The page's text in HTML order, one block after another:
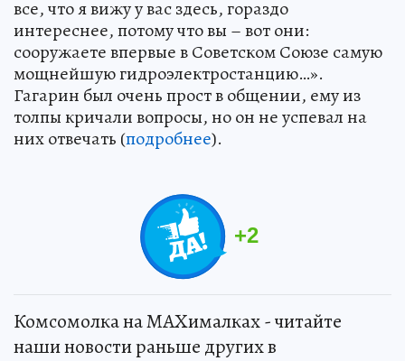
все, что я вижу у вас здесь, гораздо
интереснее, потому что вы – вот они:
сооружаете впервые в Советском Союзе самую
мощнейшую гидроэлектростанцию…».
Гагарин был очень прост в общении, ему из
толпы кричали вопросы, но он не успевал на
них отвечать (подробнее).
+2
Комсомолка на MAXималках - читайте
наши новости раньше других в